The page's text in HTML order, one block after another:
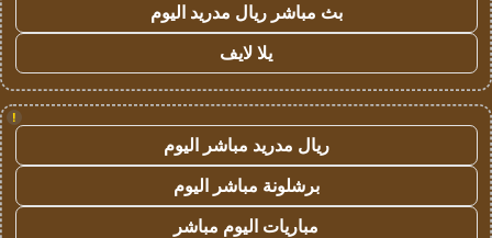
بث مباشر ريال مدريد اليوم
يلا لايف
!
ريال مدريد مباشر اليوم
برشلونة مباشر اليوم
مباريات اليوم مباشر